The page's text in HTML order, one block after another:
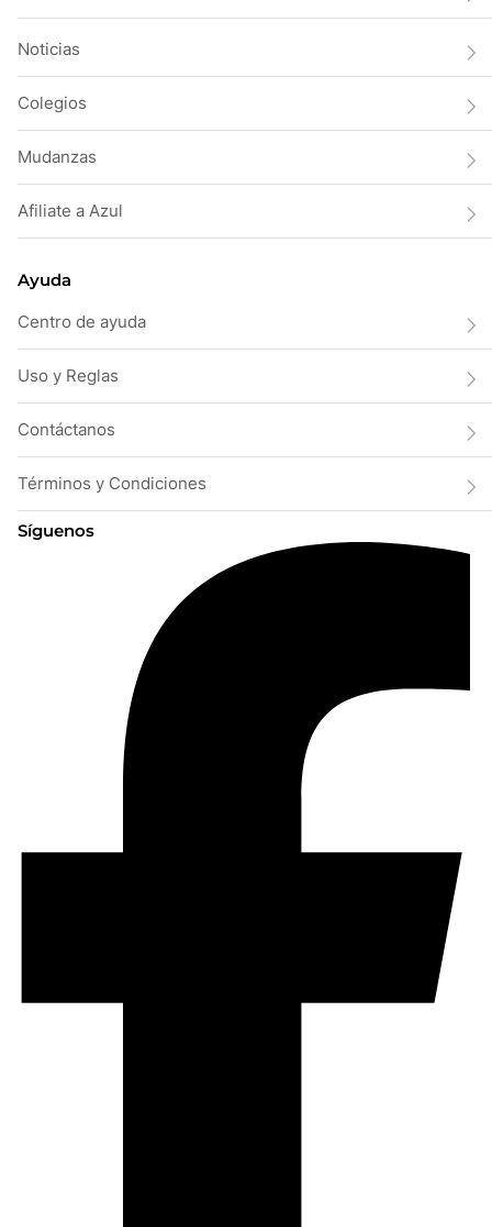
Noticias
Colegios
Mudanzas
Afiliate a Azul
Ayuda
Centro de ayuda
Uso y Reglas
Contáctanos
Términos y Condiciones
Síguenos